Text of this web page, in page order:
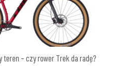
– czy rower Trek da radę?